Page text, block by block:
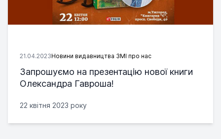
21.04.2023Новини видавництва ЗМІ про нас
Запрошуємо на презентацію нової книги
Олександра Гавроша!
22 квітня 2023 року